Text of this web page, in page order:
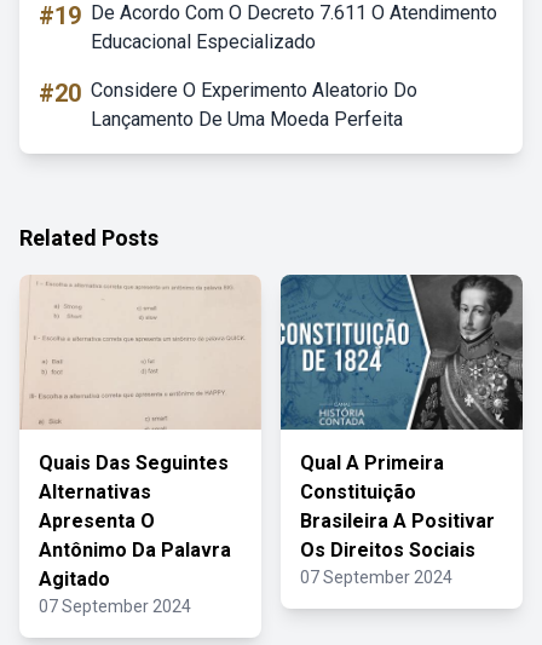
#19 De Acordo Com O Decreto 7.611 O Atendimento
Educacional Especializado
#20 Considere O Experimento Aleatorio Do
Lançamento De Uma Moeda Perfeita
Related Posts
Quais Das Seguintes
Alternativas
Apresenta O
Antônimo Da Palavra
Agitado
07 September 2024
Qual A Primeira
Constituição
Brasileira A Positivar
Os Direitos Sociais
07 September 2024